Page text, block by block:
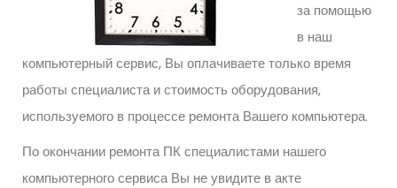
за помощью
в наш
компьютерный сервис, Вы оплачиваете только время
работы специалиста и стоимость оборудования,
используемого в процессе ремонта Вашего компьютера.
По окончании ремонта ПК специалистами нашего
компьютерного сервиса Вы не увидите в акте